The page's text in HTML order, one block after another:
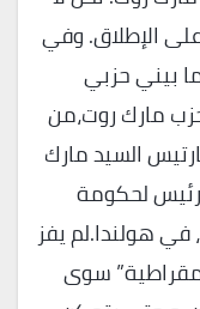
الإطلاق. وفي
بيني حزبي
مارك روت،من
السيد مارك
لحكومة
يسيطر عليها الليبراليون منذ 1948، في هولندا.لم يفز
سوى